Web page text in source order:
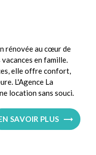
rénovée au cœur de
en famille.
elle offre confort,
L'Agence La
location sans souci.
SAVOIR PLUS